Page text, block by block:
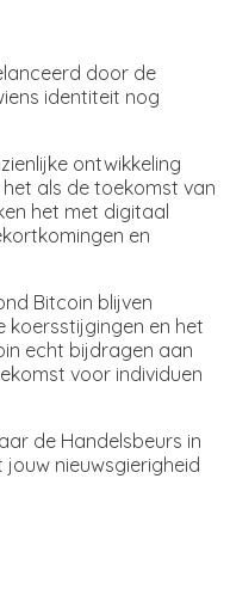
door de
identiteit nog
ontwikkeling
als de toekomst van
het met digitaal
en
Bitcoin blijven
koersstijgingen en het
echt bijdragen aan
voor individuen
de Handelsbeurs in
nieuwsgierigheid